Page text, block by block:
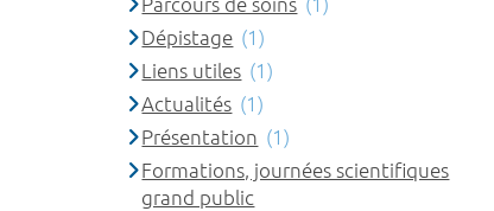
Dépistage (1)
Liens utiles (1)
Actualités (1)
Présentation (1)
Formations, journées scientifiques
grand public